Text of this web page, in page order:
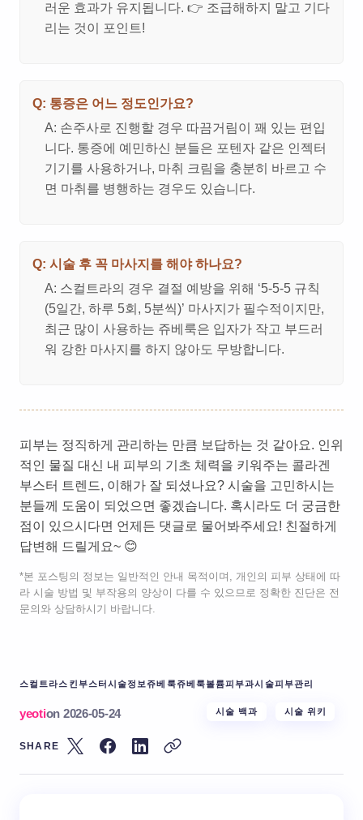
러운 효과가 유지됩니다. 👉 조급해하지 말고 기다
리는 것이 포인트!
Q: 통증은 어느 정도인가요?
A: 손주사로 진행할 경우 따끔거림이 꽤 있는 편입
니다. 통증에 예민하신 분들은 포텐자 같은 인젝터
기기를 사용하거나, 마취 크림을 충분히 바르고 수
면 마취를 병행하는 경우도 있습니다.
Q: 시술 후 꼭 마사지를 해야 하나요?
A: 스컬트라의 경우 결절 예방을 위해 ‘5-5-5 규칙
(5일간, 하루 5회, 5분씩)’ 마사지가 필수적이지만,
최근 많이 사용하는 쥬베룩은 입자가 작고 부드러
워 강한 마사지를 하지 않아도 무방합니다.
피부는 정직하게 관리하는 만큼 보답하는 것 같아요. 인위
적인 물질 대신 내 피부의 기초 체력을 키워주는 콜라겐
부스터 트렌드, 이해가 잘 되셨나요? 시술을 고민하시는
분들께 도움이 되었으면 좋겠습니다. 혹시라도 더 궁금한
점이 있으시다면 언제든 댓글로 물어봐주세요! 친절하게
답변해 드릴게요~ 😊
*본 포스팅의 정보는 일반적인 안내 목적이며, 개인의 피부 상태에 따
라 시술 방법 및 부작용의 양상이 다를 수 있으므로 정확한 진단은 전
문의와 상담하시기 바랍니다.
스컬트라스킨부스터 시술정보쥬베룩쥬베룩볼륨피부과시술피부관리
yeotion 2026-05-24 시술 백과 시술 위키
SHARE